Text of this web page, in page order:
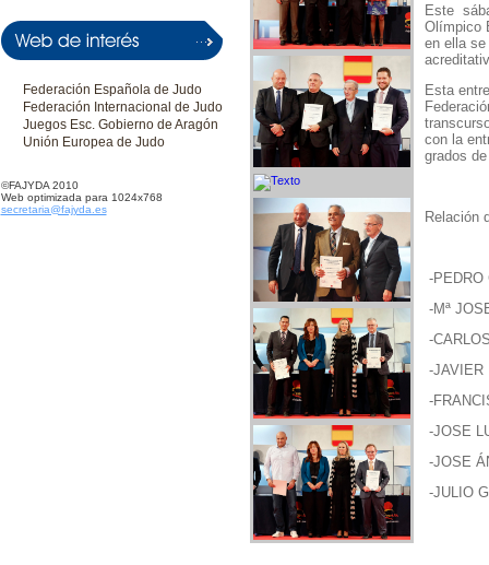
Federación Española de Judo
Federación Internacional de Judo
Juegos Esc. Gobierno de Aragón
Unión Europea de Judo
©FAJYDA 2010
Web optimizada para 1024x768
secretaria@fajyda.es
Este
Olímpico
en ella
Esta
con la
grados
Relación
-PEDRO
-Mª
-
-JAVIER
-
-JOSE
-JOSE
-JULIO